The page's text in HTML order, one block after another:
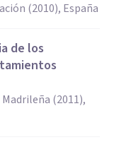
(2010), España
de los
(2011),